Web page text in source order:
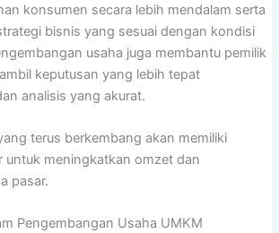
konsumen secara lebih mendalam serta
bisnis yang sesuai dengan kondisi
usaha juga membantu pemilik
keputusan yang lebih tepat
analisis yang akurat.
terus berkembang akan memiliki
untuk meningkatkan omzet dan
pasar.
Pengembangan Usaha UMKM